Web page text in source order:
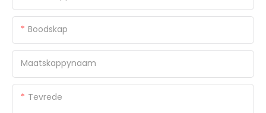
Boodskap
Maatskappynaam
Tevrede